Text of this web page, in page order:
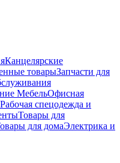
Канцелярские
товарыЗапчасти для
МебельОфисная
Рабочая спецодежда и
Товары для
для домаЭлектрика и